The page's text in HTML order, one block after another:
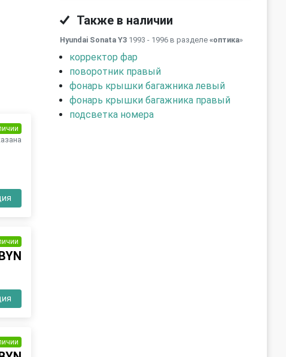
Также в наличии
Hyundai Sonata Y3 1993 - 1996 в разделе «оптика»
корректор фар
поворотник правый
фонарь крышки багажника левый
фонарь крышки багажника правый
подсветка номера